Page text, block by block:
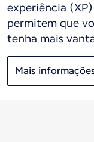
experiência (XP)
permitem que
tenha mais
Mais